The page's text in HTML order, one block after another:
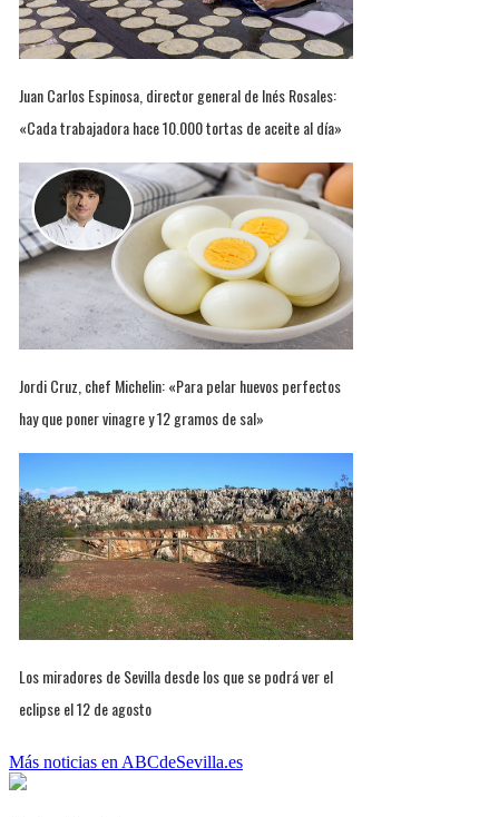
Juan Carlos Espinosa, director general de Inés Rosales:
«Cada trabajadora hace 10.000 tortas de aceite al día»
Jordi Cruz, chef Michelin: «Para pelar huevos perfectos
hay que poner vinagre y 12 gramos de sal»
Los miradores de Sevilla desde los que se podrá ver el
eclipse el 12 de agosto
Más noticias en ABCdeSevilla.es